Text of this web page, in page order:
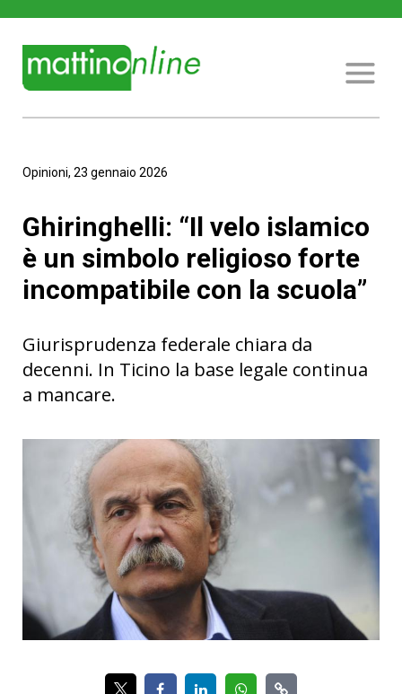
Opinioni, 23 gennaio 2026
Ghiringhelli: “Il velo islamico
è un simbolo religioso forte
incompatibile con la scuola”
Giurisprudenza federale chiara da
decenni. In Ticino la base legale continua
a mancare.